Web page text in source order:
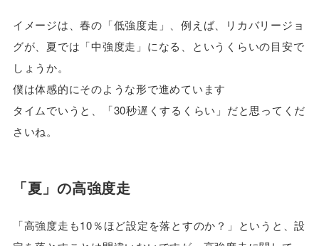
イメージは、春の「低強度走」、例えば、リカバリージョ
グが、夏では「中強度走」になる、というくらいの目安で
しょうか。
僕は体感的にそのような形で進めています
タイムでいうと、「30秒遅くするくらい」だと思ってくだ
さいね。
「夏」の高強度走
「高強度走も10％ほど設定を落とすのか？」というと、設